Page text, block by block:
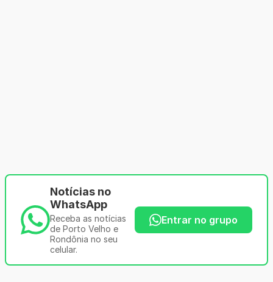
Notícias no
WhatsApp
Receba as notícias
de Porto Velho e
Rondônia no seu
celular.
Entrar no grupo